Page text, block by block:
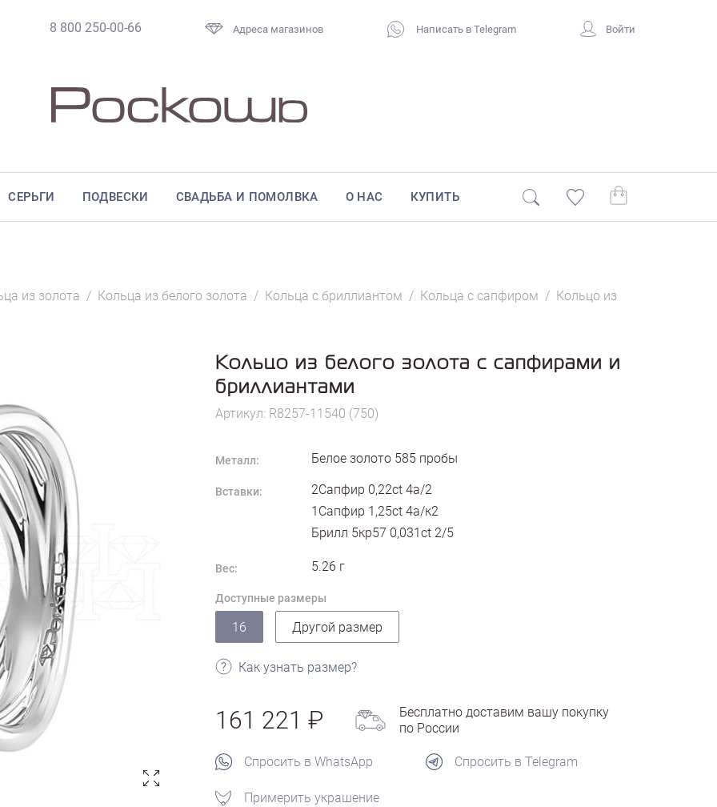
8 800 250-00-66 Адреса магазинов Написать в Telegram Войти
СЕРЬГИ ПОДВЕСКИ СВАДЬБА И ПОМОЛВКА О НАС КУПИТЬ
из золота / Кольца из белого золота / Кольца с бриллиантом / Кольца с сапфиром / Кольцо из
Кольцо из белого золота с сапфирами и
бриллиантами
Артикул: R8257-11540 (750)
Металл: Белое золото 585 пробы
Вставки:
2Сапфир 0,22ct 4а/2
1Сапфир 1,25ct 4а/к2
Брилл 5кр57 0,031ct 2/5
Вес: 5.26 г
Доступные размеры
16 Другой размер
Как узнать размер?
161 221
Бесплатно доставим вашу покупку
по России
Спросить в WhatsApp Спросить в Telegram
Примерить украшение